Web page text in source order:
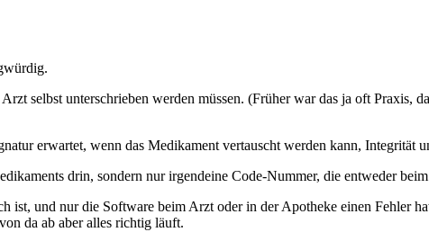
selbst unterschrieben werden müssen. (Früher war das ja oft Praxis,
erwartet, wenn das Medikament vertauscht werden kann, Integrität
drin, sondern nur irgendeine Code-Nummer, die entweder
ist, und nur die Software beim Arzt oder in der Apotheke einen Fehler
da ab aber alles richtig läuft.